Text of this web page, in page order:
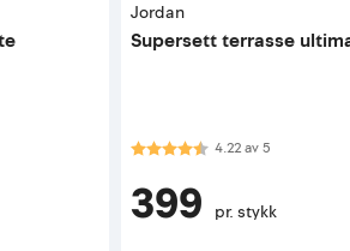
Jordan
Supersett terrasse
Karakter:4.2 av 5 mulige
4.22av5
399 pr. stykk